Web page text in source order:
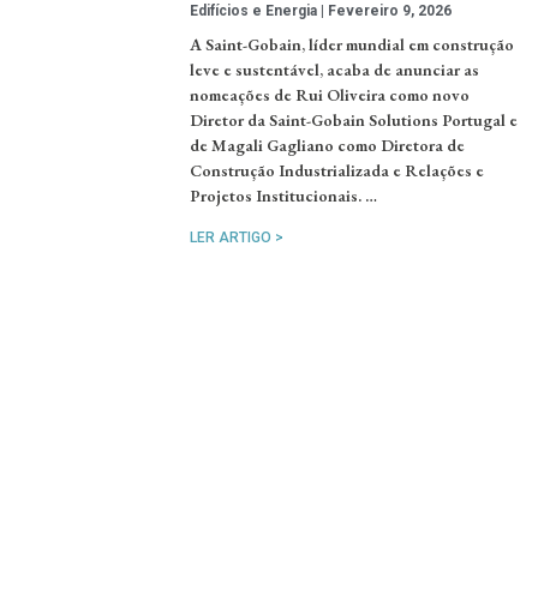
Edifícios e Energia Fevereiro 9, 2026
A Saint-Gobain, líder mundial em construção
leve e sustentável, acaba de anunciar as
nomeações de Rui Oliveira como novo
Diretor da Saint-Gobain Solutions Portugal e
de Magali Gagliano como Diretora de
Construção Industrializada e Relações e
Projetos Institucionais. …
LER ARTIGO >